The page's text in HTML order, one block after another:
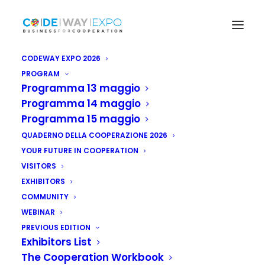
CODEWAY EXPO 2026
PROGRAM
Programma 13 maggio
Programma 14 maggio
Programma 15 maggio
QUADERNO DELLA COOPERAZIONE 2026
YOUR FUTURE IN COOPERATION
VISITORS
EXHIBITORS
COMMUNITY
WEBINAR
PREVIOUS EDITION
Exhibitors List
The Cooperation Workbook